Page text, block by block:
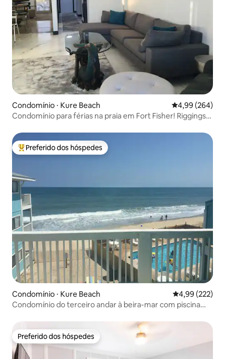
Condomínio ⋅ Kure Beach 4,99 de uma
4,99 (264)
Condomínio para férias na praia em Fort Fisher! Riggings
Entre os melhores preferidos dos hóspedes
Preferido dos hóspedes
Condomínio ⋅ Kure Beach 4,99 de uma
4,99 (222)
Condomínio do terceiro andar à beira-mar com piscina
Preferido dos hóspedes
Preferido dos hóspedes